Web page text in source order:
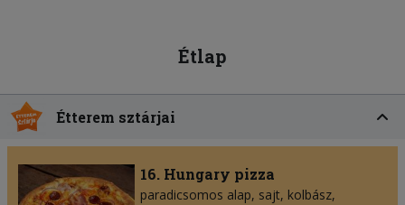
Étlap
Étterem sztárjai
16. Hungary pizza
paradicsomos alap sajt kolbász